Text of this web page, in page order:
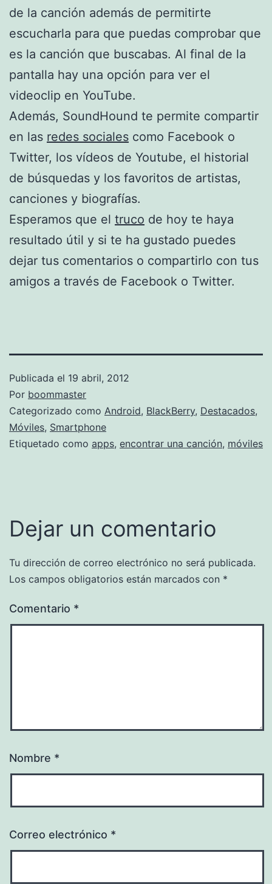
de la canción además de permitirte
escucharla para que puedas comprobar que
es la canción que buscabas. Al final de la
pantalla hay una opción para ver el
videoclip en YouTube.
Además, SoundHound te permite compartir
en las redes sociales como Facebook o
Twitter, los vídeos de Youtube, el historial
de búsquedas y los favoritos de artistas,
canciones y biografías.
Esperamos que el truco de hoy te haya
resultado útil y si te ha gustado puedes
dejar tus comentarios o compartirlo con tus
amigos a través de Facebook o Twitter.
Publicada el 19 abril, 2012
Por boommaster
Categorizado como Android, BlackBerry, Destacados,
Móviles, Smartphone
Etiquetado como apps, encontrar una canción, móviles
Dejar un comentario
Tu dirección de correo electrónico no será publicada.
Los campos obligatorios están marcados con *
Comentario *
Nombre *
Correo electrónico *